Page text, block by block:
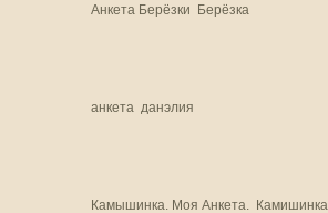
Анкета Берёзки Берёзка
анкета данэлия
Камышинка. Моя Анкета. Камишинка